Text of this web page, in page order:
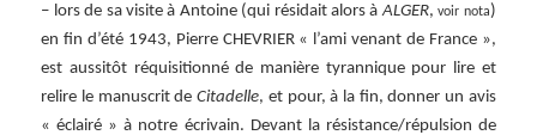
– lors de sa visite à Antoine (qui résidait alors àALGER,voir nota)
en fin d’été 1943, Pierre CHEVRIER « l’ami venant de France »,
est aussitôt réquisitionné de manière tyrannique pour lire et
relire le manuscrit deCitadelle, et pour, à la fin, donner un avis
« éclairé » à notre écrivain. Devant la résistance/répulsion de